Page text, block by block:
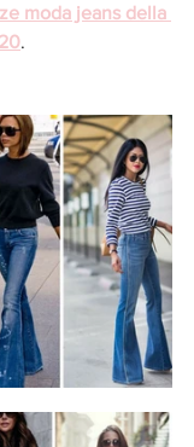
moda jeans della
.